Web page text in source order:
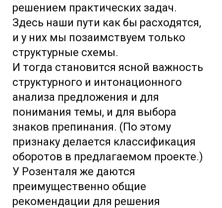
решением практических задач.
Здесь наши пути как бы расходятся,
и у них мы позаимствуем только
структурные схемы.
И тогда становится ясной важность
структурного и интонационного
анализа предложения и для
понимания темы, и для выбора
знаков препинания. (По этому
признаку делается классификация
оборотов в предлагаемом проекте.)
У Розенталя же даются
преимущественно общие
рекомендации для решения